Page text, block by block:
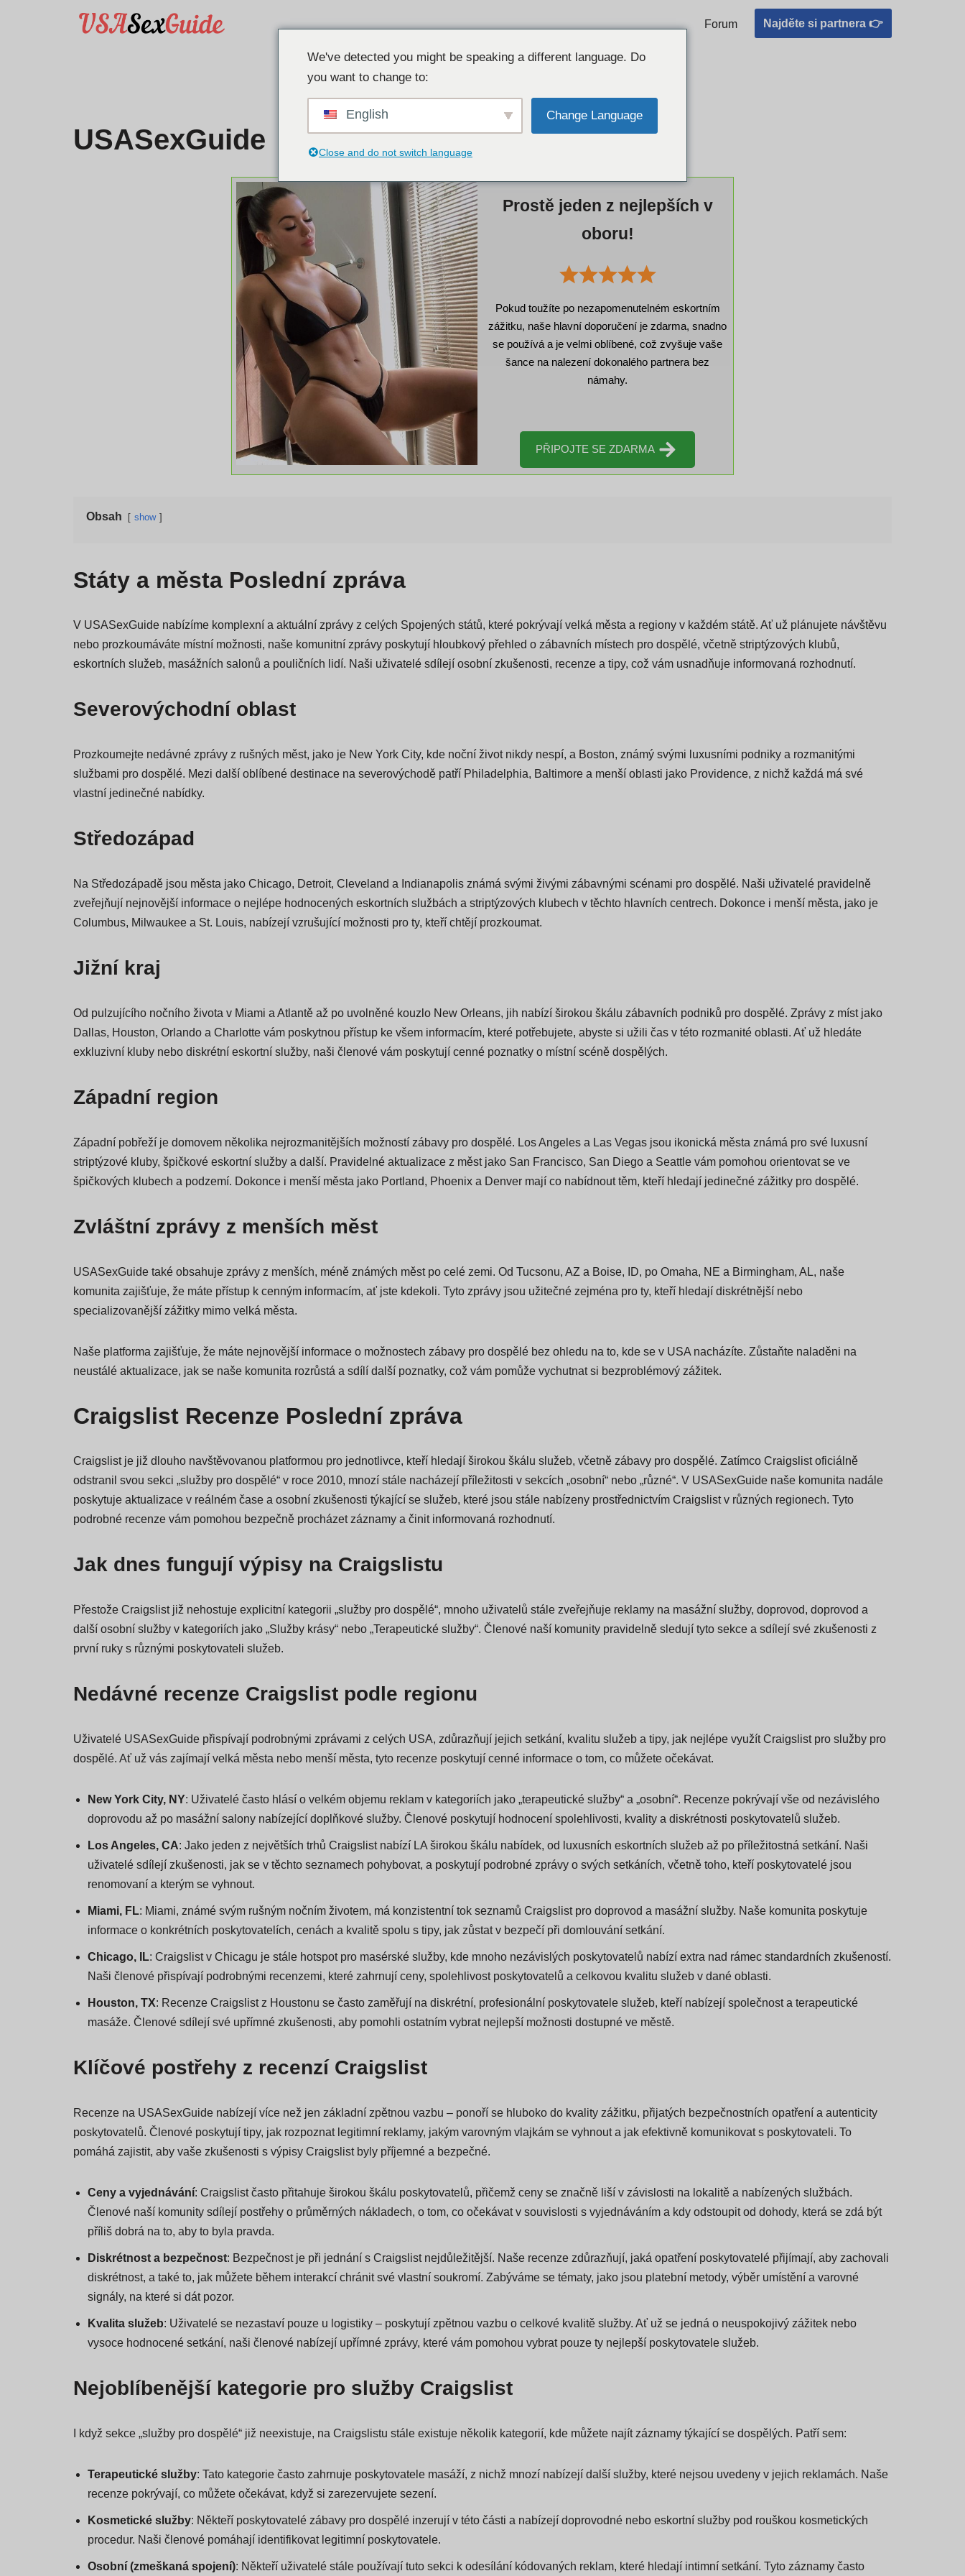
USASexGuide
oboru!
Pokud toužíte po nezapomenutelném eskortním
zážitku, naše hlavní doporučení je zdarma, snadno
se používá a je velmi oblíbené, což zvyšuje vaše
Státy a města Poslední zpráva
V USASexGuide nabízíme komplexní a aktuální zprávy z celých Spojených států, které pokrývají velká města a regiony v každém státě. Ať už plánujete návštěvu
eskortních služeb, masážních salonů a pouličních lidí. Naši uživatelé sdílejí osobní zkušenosti, recenze a tipy, což vám usnadňuje informovaná rozhodnutí.
Severovýchodní oblast
Prozkoumejte nedávné zprávy z rušných měst, jako je New York City, kde noční život nikdy nespí, a Boston, známý svými luxusními podniky a rozmanitými
vlastní jedinečné nabídky.
Středozápad
Na Středozápadě jsou města jako Chicago, Detroit, Cleveland a Indianapolis známá svými živými zábavnými scénami pro dospělé. Naši uživatelé pravidelně
Columbus, Milwaukee a St. Louis, nabízejí vzrušující možnosti pro ty, kteří chtějí prozkoumat.
Jižní kraj
Od pulzujícího nočního života v Miami a Atlantě až po uvolněné kouzlo New Orleans, jih nabízí širokou škálu zábavních podniků pro dospělé. Zprávy z míst jako
exkluzivní kluby nebo diskrétní eskortní služby, naši členové vám poskytují cenné poznatky o místní scéně dospělých.
Západní region
Západní pobřeží je domovem několika nejrozmanitějších možností zábavy pro dospělé. Los Angeles a Las Vegas jsou ikonická města známá pro své luxusní
špičkových klubech a podzemí. Dokonce i menší města jako Portland, Phoenix a Denver mají co nabídnout těm, kteří hledají jedinečné zážitky pro dospělé.
Zvláštní zprávy z menších měst
USASexGuide také obsahuje zprávy z menších, méně známých měst po celé zemi. Od Tucsonu, AZ a Boise, ID, po Omaha, NE a Birmingham, AL, naše
specializovanější zážitky mimo velká města.
neustálé aktualizace, jak se naše komunita rozrůstá a sdílí další poznatky, což vám pomůže vychutnat si bezproblémový zážitek.
Craigslist Recenze Poslední zpráva
Craigslist je již dlouho navštěvovanou platformou pro jednotlivce, kteří hledají širokou škálu služeb, včetně zábavy pro dospělé. Zatímco Craigslist oficiálně
odstranil svou sekci „služby pro dospělé“ v roce 2010, mnozí stále nacházejí příležitosti v sekcích „osobní“ nebo „různé“. V USASexGuide naše komunita nadále
podrobné recenze vám pomohou bezpečně procházet záznamy a činit informovaná rozhodnutí.
Jak dnes fungují výpisy na Craigslistu
Přestože Craigslist již nehostuje explicitní kategorii „služby pro dospělé“, mnoho uživatelů stále zveřejňuje reklamy na masážní služby, doprovod, doprovod a
první ruky s různými poskytovateli služeb.
Nedávné recenze Craigslist podle regionu
dospělé. Ať už vás zajímají velká města nebo menší města, tyto recenze poskytují cenné informace o tom, co můžete očekávat.
New York City, NY : Uživatelé často hlásí o velkém objemu reklam v kategoriích jako „terapeutické služby“ a „osobní“. Recenze pokrývají vše od nezávislého
doprovodu až po masážní salony nabízející doplňkové služby. Členové poskytují hodnocení spolehlivosti, kvality a diskrétnosti poskytovatelů služeb.
Los Angeles, CA: Jako jeden z největších trhů Craigslist nabízí LA širokou škálu nabídek, od luxusních eskortních služeb až po příležitostná setkání. Naši
uživatelé sdílejí zkušenosti, jak se v těchto seznamech pohybovat, a poskytují podrobné zprávy o svých setkáních, včetně toho, kteří poskytovatelé jsou
renomovaní a kterým se vyhnout.
Miami, FL : Miami, známé svým rušným nočním životem, má konzistentní tok seznamů Craigslist pro doprovod a masážní služby. Naše komunita poskytuje
informace o konkrétních poskytovatelích, cenách a kvalitě spolu s tipy, jak zůstat v bezpečí při domlouvání setkání.
Chicago, IL: Craigslist v Chicagu je stále hotspot pro masérské služby, kde mnoho nezávislých poskytovatelů nabízí extra nad rámec standardních zkušeností.
Naši členové přispívají podrobnými recenzemi, které zahrnují ceny, spolehlivost poskytovatelů a celkovou kvalitu služeb v dané oblasti.
masáže. Členové sdílejí své upřímné zkušenosti, aby pomohli ostatním vybrat nejlepší možnosti dostupné ve městě.
Klíčové postřehy z recenzí Craigslist
Recenze na USASexGuide nabízejí více než jen základní zpětnou vazbu – ponoří se hluboko do kvality zážitku, přijatých bezpečnostních opatření a autenticity
pomáhá zajistit, aby vaše zkušenosti s výpisy Craigslist byly příjemné a bezpečné.
Ceny a vyjednávání: Craigslist často přitahuje širokou škálu poskytovatelů, přičemž ceny se značně liší v závislosti na lokalitě a nabízených službách.
Členové naší komunity sdílejí postřehy o průměrných nákladech, o tom, co očekávat v souvislosti s vyjednáváním a kdy odstoupit od dohody, která se zdá být
příliš dobrá na to, aby to byla pravda.
Diskrétnost a bezpečnost: Bezpečnost je při jednání s Craigslist nejdůležitější. Naše recenze zdůrazňují, jaká opatření poskytovatelé přijímají, aby zachovali
diskrétnost, a také to, jak můžete během interakcí chránit své vlastní soukromí. Zabýváme se tématy, jako jsou platební metody, výběr umístění a varovné
signály, na které si dát pozor.
vysoce hodnocené setkání, naši členové nabízejí upřímné zprávy, které vám pomohou vybrat pouze ty nejlepší poskytovatele služeb.
Nejoblíbenější kategorie pro služby Craigslist
I když sekce „služby pro dospělé“ již neexistuje, na Craigslistu stále existuje několik kategorií, kde můžete najít záznamy týkající se dospělých. Patří sem:
Terapeutické služby : Tato kategorie často zahrnuje poskytovatele masáží, z nichž mnozí nabízejí další služby, které nejsou uvedeny v jejich reklamách. Naše
recenze pokrývají, co můžete očekávat, když si zarezervujete sezení.
Kosmetické služby : Někteří poskytovatelé zábavy pro dospělé inzerují v této části a nabízejí doprovodné nebo eskortní služby pod rouškou kosmetických
We've detected you might be speaking a different language. Do
you want to change to:
English
Close and do not switch language
Připojte se k TOP TRENDYPřipojení stránky zdarma! Najděte perfektní shodu